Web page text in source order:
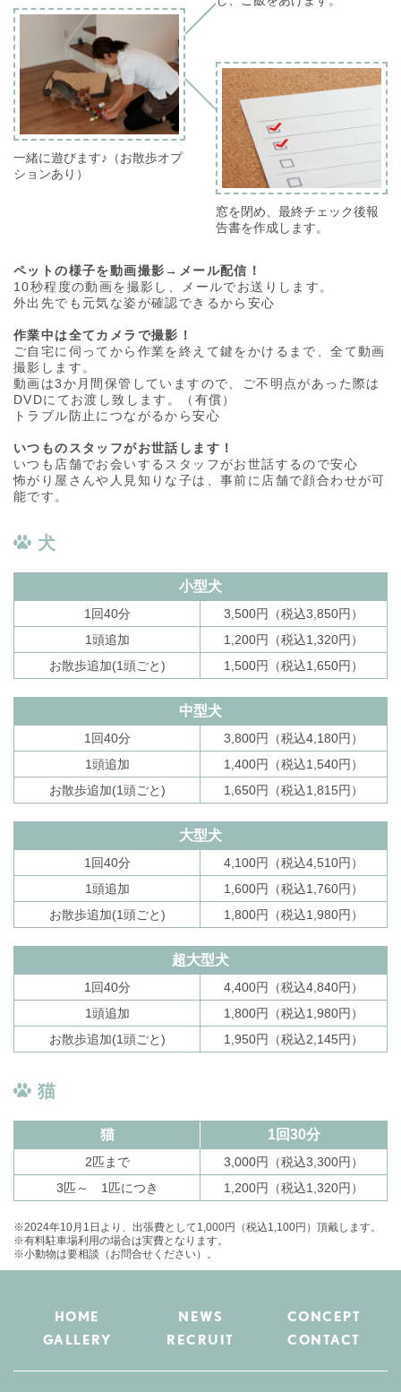
一緒に遊びます♪（お散歩オプ
ションあり）
窓を閉め、最終チェック後報
告書を作成します。
ペットの様子を動画撮影→メール配信！
10秒程度の動画を撮影し、メールでお送りします。
外出先でも元気な姿が確認できるから安心
作業中は全てカメラで撮影！
ご自宅に伺ってから作業を終えて鍵をかけるまで、全て動画
撮影します。
動画は3か月間保管していますので、ご不明点があった際は
DVDにてお渡し致します。（有償）
トラブル防止につながるから安心
いつものスタッフがお世話します！
いつも店舗でお会いするスタッフがお世話するので安心
怖がり屋さんや人見知りな子は、事前に店舗で顔合わせが可
能です。
犬
小型犬
1回40分
3,500円（税込3,850円）
1頭追加
1,200円（税込1,320円）
お散歩追加(1頭ごと)
1,500円（税込1,650円）
中型犬
1回40分
3,800円（税込4,180円）
1頭追加
1,400円（税込1,540円）
お散歩追加(1頭ごと)
1,650円（税込1,815円）
大型犬
1回40分
4,100円（税込4,510円）
1頭追加
1,600円（税込1,760円）
お散歩追加(1頭ごと)
1,800円（税込1,980円）
超大型犬
1回40分
4,400円（税込4,840円）
1頭追加
1,800円（税込1,980円）
お散歩追加(1頭ごと)
1,950円（税込2,145円）
猫
猫 1回30分
2匹まで
3,000円（税込3,300円）
3匹～ 1匹につき
1,200円（税込1,320円）
※2024年10月1日より、出張費として1,000円（税込1,100円）頂戴します。
※有料駐車場利用の場合は実費となります。
※小動物は要相談（お問合せください）。
HOME NEWS
CONCEPT
GALLERY
RECRUIT CONTACT